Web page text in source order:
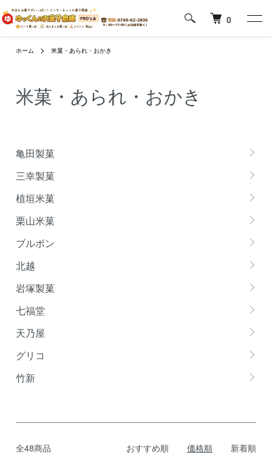
0
ホーム 米菓・あられ・おかき
米菓・あられ・おかき
亀田製菓
三幸製菓
植垣米菓
栗山米菓
ブルボン
北越
岩塚製菓
七福堂
天乃屋
グリコ
竹新
全48商品 おすすめ順 価格順 新着順